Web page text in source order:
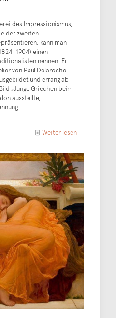
des Impressionismus,
der zweiten
kann man
einen
nennen. Er
von Paul Delaroche
und errang ab
„Junge Griechen beim
ausstellte,
Weiter lesen